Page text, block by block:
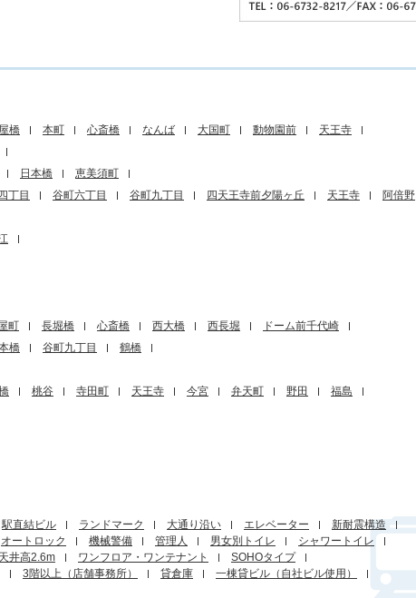
橋 本町 心斎橋 なんば 大国町 動物園前
天王寺
日本橋
恵美須町
丁目 谷町六丁目 谷町九丁目 四天王寺前夕陽ヶ丘 天王寺
阿倍野
町 長堀橋 心斎橋 西大橋 西長堀
ドーム前千代崎
橋 谷町九丁目
鶴橋
桃谷 寺田町 天王寺 今宮 弁天町 野田 福島
駅直結ビル ランドマーク 大通り沿い エレベーター
新耐震構造
オートロック 機械警備 管理人 男女別トイレ
シャワートイレ
天井高2.6m ワンフロア・ワンテナント
SOHOタイプ
3階以上（店舗事務所） 貸倉庫
一棟貸ビル（自社ビル使用）